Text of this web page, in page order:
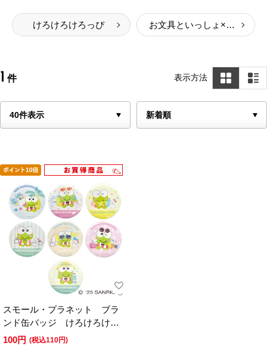
けろけろけろっぴ お文具といっしょ×サンリオキャラクターズ
1 件 表示方法
スモール・プラネット ブラ
ンド缶バッジ けろけろけろ
っぴ トラベル 単品
100円 (税込110円)